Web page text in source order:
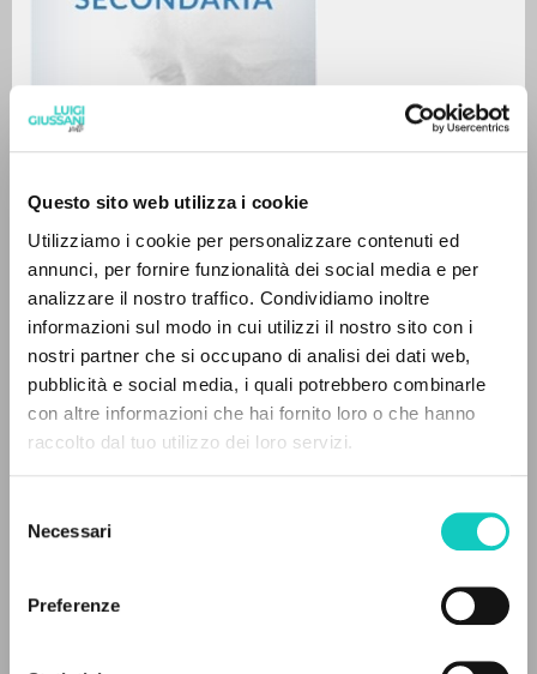
Questo sito web utilizza i cookie
Utilizziamo i cookie per personalizzare contenuti ed
annunci, per fornire funzionalità dei social media e per
analizzare il nostro traffico. Condividiamo inoltre
informazioni sul modo in cui utilizzi il nostro sito con i
nostri partner che si occupano di analisi dei dati web,
pubblicità e social media, i quali potrebbero combinarle
con altre informazioni che hai fornito loro o che hanno
raccolto dal tuo utilizzo dei loro servizi.
delNecessari
Preferenze
Carrón JuliánAuthor
Giussani LuigiAuthor
Fraternità di Comunione e Liberazione
Pages: 10
0RESULTS FOUND
MORE RESULTS